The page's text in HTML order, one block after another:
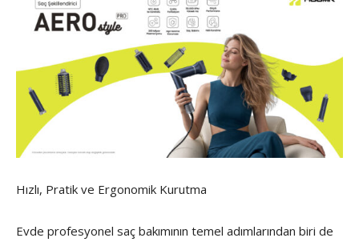
Hızlı, Pratik ve Ergonomik Kurutma
Evde profesyonel saç bakımının temel adımlarından biri de